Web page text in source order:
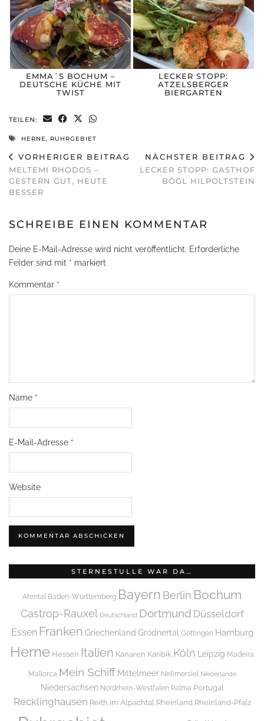
EMMA´S BOCHUM –
DEUTSCHE KÜCHE MIT
TWIST
LECKER STOPP:
ATZELSBERGER
BIERGARTEN
TEILEN:
HERNE, RUHRGEBIET
VORHERIGER BEITRAG
MELTEMI RHODOS –
GESTERN GUT, HEUTE
BESSER
NÄCHSTER BEITRAG
LECKER STOPP: GASTHOF
BÖGL HILPOLTSTEIN
SCHREIBE EINEN KOMMENTAR
Deine E-Mail-Adresse wird nicht veröffentlicht. Erforderliche
Felder sind mit * markiert
Kommentar *
Name *
E-Mail-Adresse *
Website
STERNESTULLE WAR DA…
Ahrntal Baden-Württemberg Bayern Berlin Bochum
Castrop-Rauxel Deutschland Dortmund Düsseldorf
Essen Franken Griechenland Grödnertal Göttingen Hamburg
Herne Hessen Italien Kanaren Karibik Köln Leipzig Madeira
Mallorca Mein Schiff Mittelmeer Neßmersiel Niederlande
Niedersachsen Nordrhein-Westfalen Palma Portugal
Recklinghausen Reith im Alpachtal Rheinland Rheinland-Pfalz